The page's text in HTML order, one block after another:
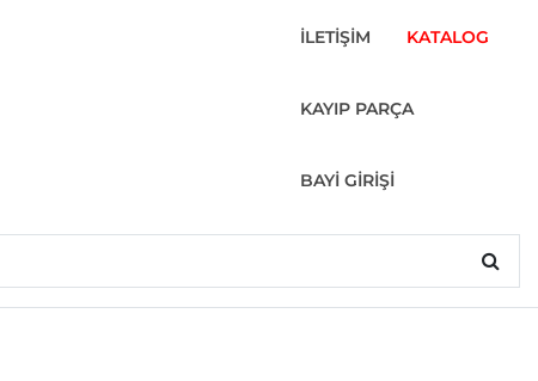
İLETİŞİM KATALOG
KAYIP PARÇA
BAYİ GİRİŞİ